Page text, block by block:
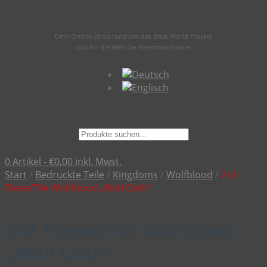
Dein Online-Shop rund um das Brick World Projekt
und für die Welt der Klemmbausteine.
Suche
0 Artikel -€0,00 inkl. Mwst.
Start / Bedruckte Teile / Kingdoms / Wolfblood / 2×2
Fliese/Tile Wolfblood „Wolf Oath“